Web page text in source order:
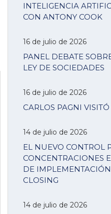
INTELIGENCIA
CON ANTONY COOK
16 de julio de 2026
PANEL DEBATE
LEY DE SOCIEDADES
16 de julio de 2026
CARLOS PAGNI
14 de julio de 2026
EL NUEVO CONTROL
CONCENTRACIONES
DE
CLOSING
14 de julio de 2026